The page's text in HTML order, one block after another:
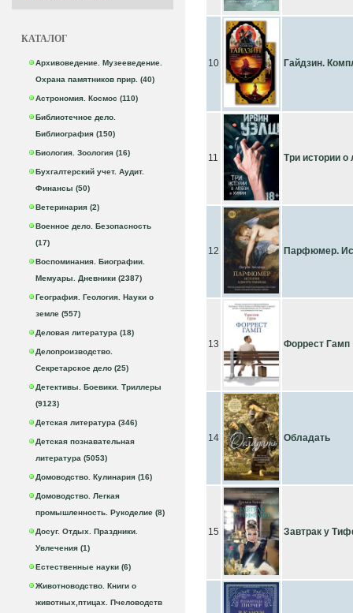
КАТАЛОГ
Архивоведение. Музееведение.
Охрана памятников прир. (40)
Астрономия. Космос (110)
Библиотечное дело.
Библиография (150)
Биология. Зоология (16)
Бухгалтерский учет. Аудит.
Финансы (50)
Ветеринария (2)
Военное дело. Безопасность
(17)
Воспоминания. Биографии.
Мемуары. Дневники (2387)
География. Геология. Науки о
земле (557)
Деловая литература (18)
Делопроизводство.
Секретарское дело (25)
Детективы. Боевики. Триллеры
(9123)
Детская литература (346)
Детская познавательная
литература (5053)
Домоводство. Кулинария (16)
Домоводство. Легкая
промышленность. Рукоделие (8)
Досуг. Отдых. Праздники.
Увлечения (1)
Естественные науки (6)
Животноводство. Книги о
животных,птицах. Пчеловодств
10 Гайдзин.
11 Три истории
12 Парфюмер.
13 Форрест Гамп
14 Обладать
15 Завтрак у